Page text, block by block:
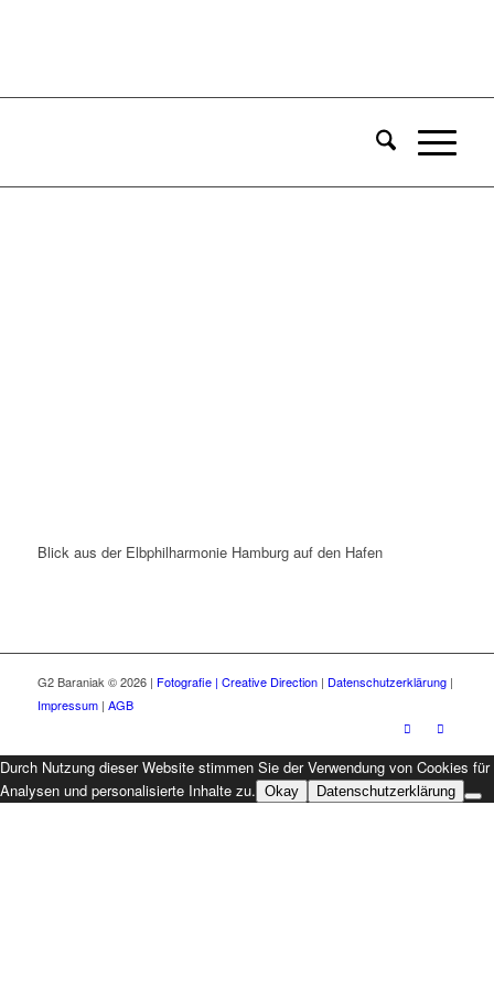
Blick aus der Elbphilharmonie Hamburg auf den Hafen
G2 Baraniak © 2026 | Fotografie | Creative Direction| Datenschutzerklärung|
Impressum| AGB
Durch Nutzung dieser Website stimmen Sie der Verwendung von Cookies für
Analysen und personalisierte Inhalte zu. Okay Datenschutzerklärung